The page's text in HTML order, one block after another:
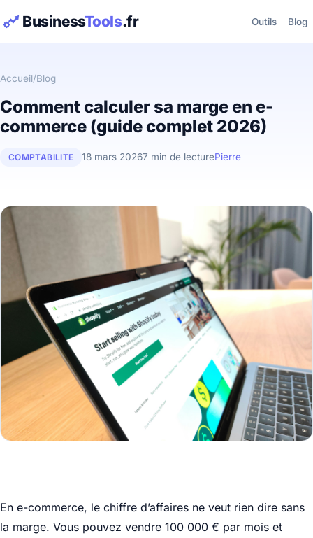
BusinessTools.fr Outils Blog
Accueil/Blog
Comment calculer sa marge en e-
commerce (guide complet 2026)
COMPTABILITE 18 mars 20267 min de lecturePierre
En e-commerce, le chiffre d’affaires ne veut rien dire sans
la marge. Vous pouvez vendre 100 000 € par mois et